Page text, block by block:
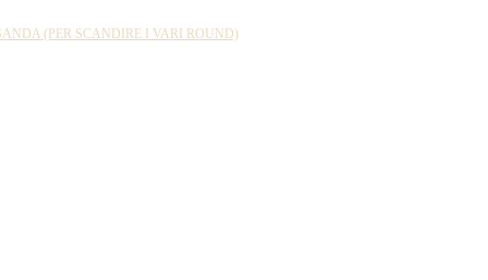
(PER SCANDIRE I VARI ROUND)